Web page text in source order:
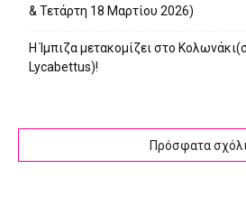
& Τετάρτη 18 Μαρτίου 2026)
Η Ίμπιζα μετακομίζει στο
Lycabettus)!
Πρόσφατα